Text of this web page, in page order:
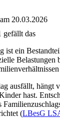
20.03.2026
gefällt das
ist ein
Belastungen
ausfällt, hängt
hast.
(LBesG